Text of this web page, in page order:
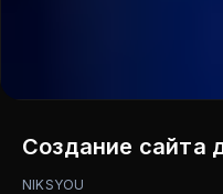
Создание сайта
NIKSYOU